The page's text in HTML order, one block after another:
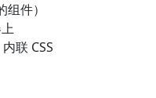
件）
联 CSS